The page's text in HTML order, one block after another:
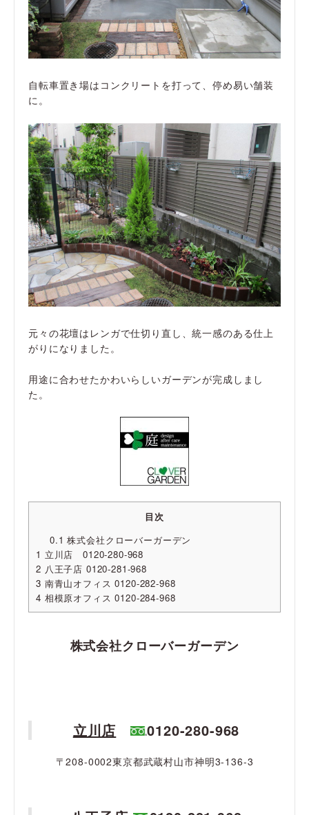
自転車置き場はコンクリートを打って、停め易い舗装
に。
元々の花壇はレンガで仕切り直し、統一感のある仕上
がりになりました。
用途に合わせたかわいらしいガーデンが完成しまし
た。
目次
0.1 株式会社クローバーガーデン
1 立川店 0120-280-968
2 八王子店 0120-281-968
3 南青山オフィス 0120-282-968
4 相模原オフィス 0120-284-968
株式会社クローバーガーデン
立川店 0120-280-968
〒208-0002東京都武蔵村山市神明3-136-3